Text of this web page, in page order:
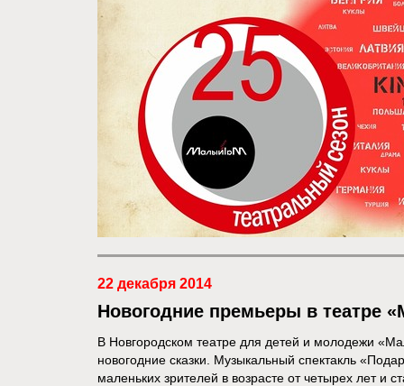
22 декабря 2014
Новогодние премьеры в театре
В Новгородском театре для детей и молодежи
новогодние сказки. Музыкальный спектакль
маленьких зрителей в возрасте от четырех лет и